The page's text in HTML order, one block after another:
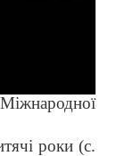
Міжнародної
роки (с.